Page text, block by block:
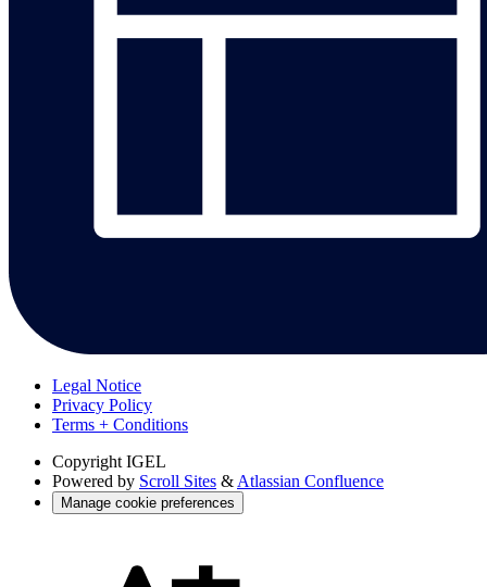
Legal Notice
Privacy Policy
Terms + Conditions
Copyright IGEL
Powered by Scroll Sites & Atlassian Confluence
Manage cookie preferences